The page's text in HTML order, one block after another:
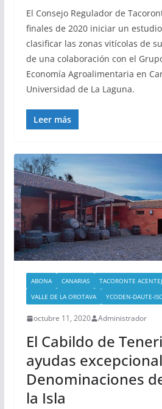
El Consejo Regulador de
finales de 2020 iniciar un
clasificar las zonas vitícolas de
de una colaboración con el
Economía Agroalimentaria en
Universidad de La Laguna.
Leer más
ABONA CANARIAS TACORONTE
VALLE DE LA OROTAVA
YCODEN-DAUTE-
octubre 11, 2020 Administrador
El Cabildo de
ayudas
Denominaciones
la Isla